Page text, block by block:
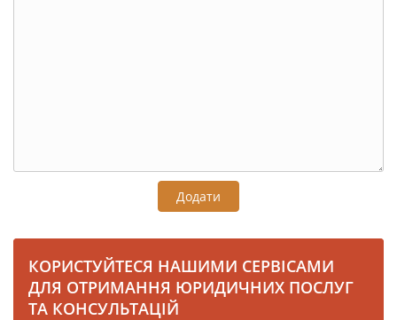
Додати
КОРИСТУЙТЕСЯ НАШИМИ СЕРВІСАМИ
ДЛЯ ОТРИМАННЯ ЮРИДИЧНИХ ПОСЛУГ
ТА КОНСУЛЬТАЦІЙ